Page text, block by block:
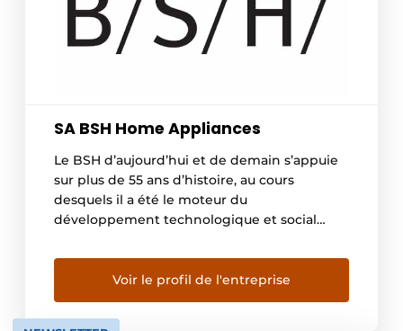
SA BSH Home Appliances
Le BSH d’aujourd’hui et de demain s’appuie
sur plus de 55 ans d’histoire, au cours
desquels il a été le moteur du
développement technologique et social
d’améliorer en permanence la qualité de vie
à la maison grâce à ses marques
exceptionnelles d’appareils électroménagers
et de services numériques haut de […]
Voir le profil de l'entreprise